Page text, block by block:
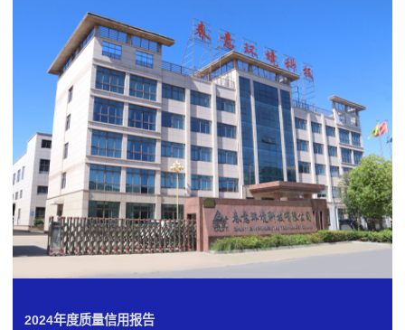
2024年度质量信用报告